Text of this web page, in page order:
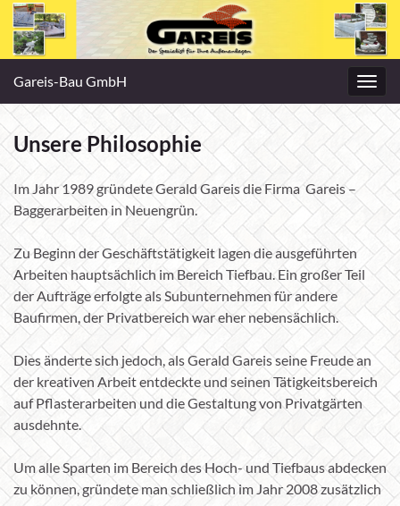
Gareis-Bau GmbH
Unsere Philosophie
Im Jahr 1989 gründete Gerald Gareis die Firma Gareis –
Baggerarbeiten in Neuengrün.
Zu Beginn der Geschäftstätigkeit lagen die ausgeführten
Arbeiten hauptsächlich im Bereich Tiefbau. Ein großer Teil
der Aufträge erfolgte als Subunternehmen für andere
Baufirmen, der Privatbereich war eher nebensächlich.
Dies änderte sich jedoch, als Gerald Gareis seine Freude an
der kreativen Arbeit entdeckte und seinen Tätigkeitsbereich
auf Pflasterarbeiten und die Gestaltung von Privatgärten
ausdehnte.
Um alle Sparten im Bereich des Hoch- und Tiefbaus abdecken
zu können, gründete man schließlich im Jahr 2008 zusätzlich